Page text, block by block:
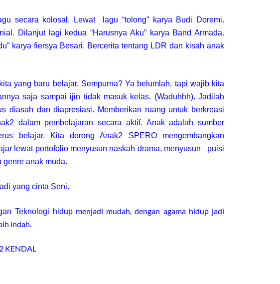
secara kolosal. Lewat lagu “tolong” karya Budi Doremi.
Dilanjut lagi kedua “Harusnya Aku” karya Band Armada.
karya fiersya Besari. Bercerita tentang LDR dan kisah anak
yang baru belajar. Sempurna? Ya belumlah, tapi wajib kita
saja sampai ijin tidak masuk kelas. (Waduhhh). Jadilah
diasah dan diapresiasi. Memberikan ruang untuk berkreasi
dalam pembelajaran secara aktif. Anak adalah sumber
belajar. Kita dorong Anak2 SPERO mengembangkan
lewat portofolio menyusun naskah drama, menyusun puisi
genre anak muda.
yang cinta Seni.
Teknologi hidupmenjadi mudah, dengan agama hidup jadi
indah.
KENDAL